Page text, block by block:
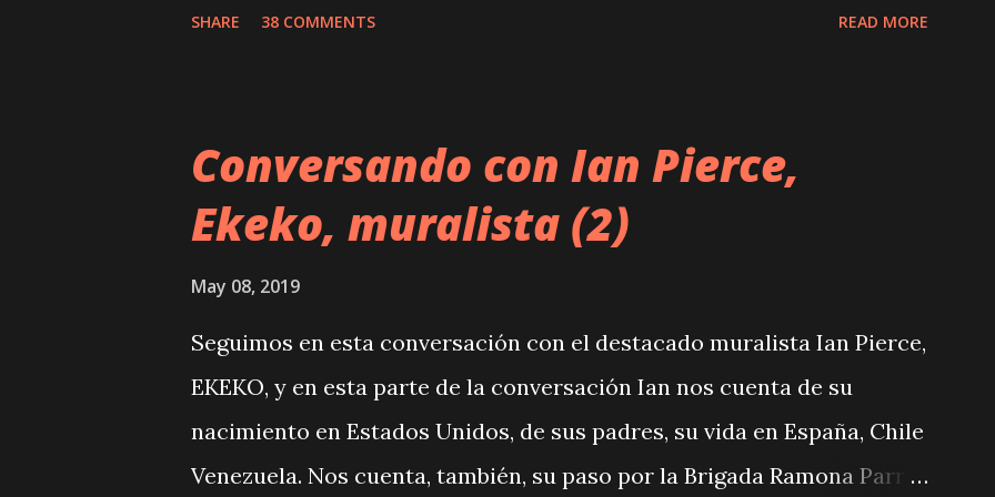
personas centenarias, s...
SHARE 38 COMMENTS READ MORE
Conversando con Ian Pierce,
Ekeko, muralista (2)
May 08, 2019
Seguimos en esta conversación con el destacado muralista Ian Pierce,
EKEKO, y en esta parte de la conversación Ian nos cuenta de su
nacimiento en Estados Unidos, de sus padres, su vida en España, Chile
Venezuela. Nos cuenta, también, su paso por la Brigada Ramona Parra.